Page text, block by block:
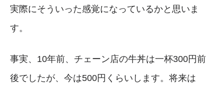
実際にそういった感覚になっているかと思いま
す。
事実、10年前、チェーン店の牛丼は一杯300円前
後でしたが、今は500円くらいします。将来は